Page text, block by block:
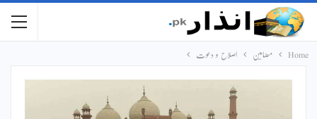
Home مضامین اصلاح و دعوت